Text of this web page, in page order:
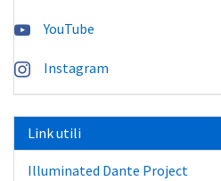
YouTube
Instagram
Link utili
Illuminated Dante Project